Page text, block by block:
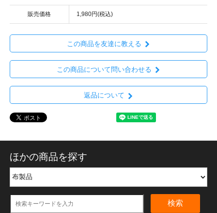
販売価格 1,980円(税込)
この商品を友達に教える
この商品について問い合わせる
返品について
ほかの商品を探す
検索